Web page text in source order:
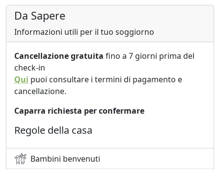
Da Sapere
Informazioni utili per il tuo soggiorno
Cancellazione gratuita fino a 7 giorni prima del
check-in
Qui puoi consultare i termini di pagamento e
cancellazione.
Caparra richiesta per confermare
Regole della casa
Bambini benvenuti